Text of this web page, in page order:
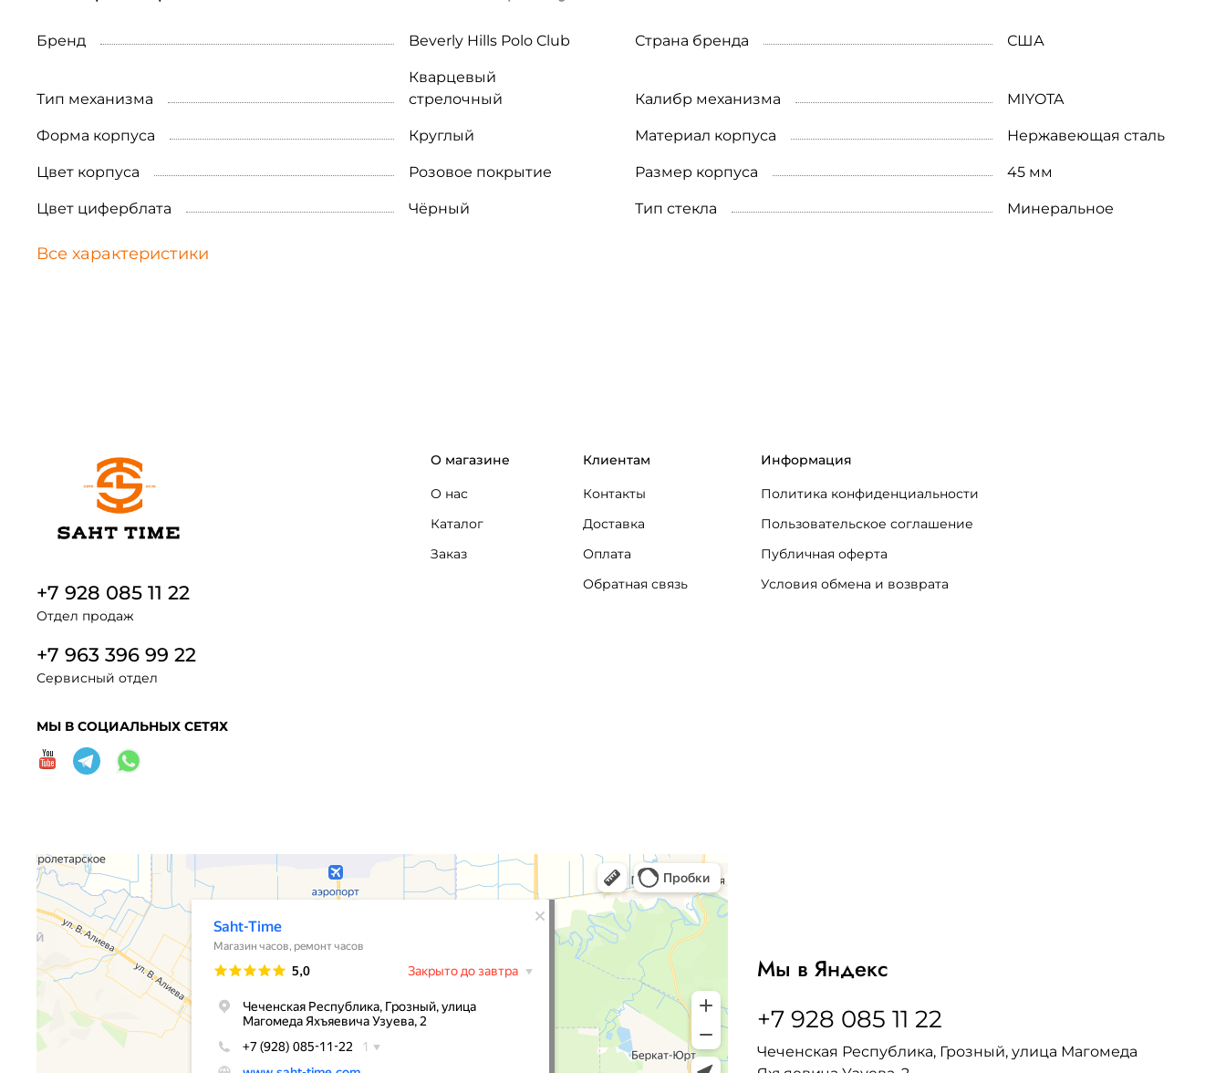
Бренд Beverly Hills Polo Club Страна бренда США
Тип механизма
Кварцевый
стрелочный
Калибр механизма MIYOTA
Форма корпуса Круглый Материал корпуса Нержавеющая сталь
Цвет корпуса Розовое покрытие Размер корпуса 45 мм
Цвет циферблата Чёрный Тип стекла Минеральное
Все характеристики
О магазине
О нас
Каталог
Заказ
Клиентам
Контакты
Доставка
Оплата
Обратная связь
Информация
Политика конфиденциальности
Пользовательское соглашение
Публичная оферта
Условия обмена и возврата
+7 928 085 11 22
Отдел продаж
+7 963 396 99 22
Сервисный отдел
МЫ В СОЦИАЛЬНЫХ СЕТЯХ
Мы в Яндекс
+7 928 085 11 22
Чеченская Республика, Грозный, улица Магомеда